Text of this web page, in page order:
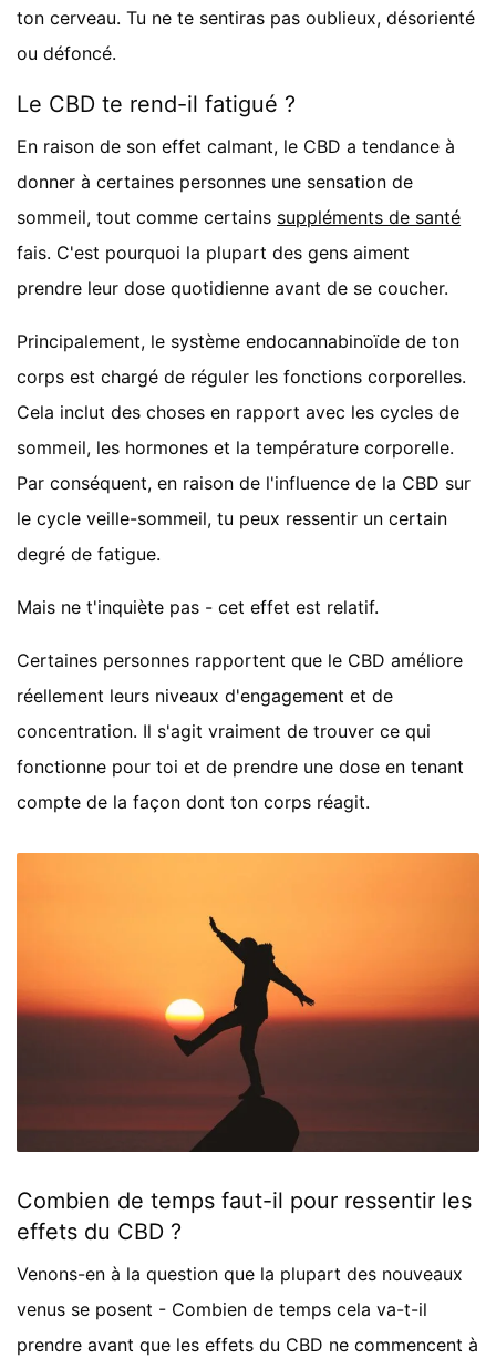
ton cerveau. Tu ne te sentiras pas oublieux, désorienté
ou défoncé.
Le CBD te rend-il fatigué ?
En raison de son effet calmant, le CBD a tendance à
donner à certaines personnes une sensation de
sommeil, tout comme certains suppléments de santé
fais. C'est pourquoi la plupart des gens aiment
prendre leur dose quotidienne avant de se coucher.
Principalement, le système endocannabinoïde de ton
corps est chargé de réguler les fonctions corporelles.
Cela inclut des choses en rapport avec les cycles de
sommeil, les hormones et la température corporelle.
Par conséquent, en raison de l'influence de la CBD sur
le cycle veille-sommeil, tu peux ressentir un certain
degré de fatigue.
Mais ne t'inquiète pas - cet effet est relatif.
Certaines personnes rapportent que le CBD améliore
réellement leurs niveaux d'engagement et de
concentration. Il s'agit vraiment de trouver ce qui
fonctionne pour toi et de prendre une dose en tenant
compte de la façon dont ton corps réagit.
Combien de temps faut-il pour ressentir les
effets du CBD ?
Venons-en à la question que la plupart des nouveaux
venus se posent - Combien de temps cela va-t-il
prendre avant que les effets du CBD ne commencent à